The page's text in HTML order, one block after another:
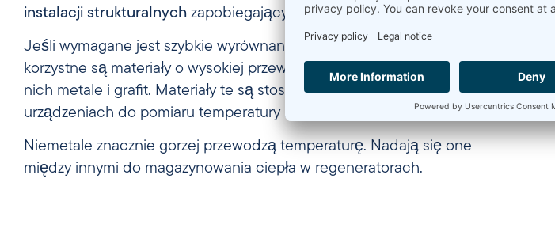
instalacji strukturalnych zapobiegających rozprzestrzenianiu się ognia.
Jeśli wymagane jest szybkie wyrównanie temperatury w materiałach,
korzystne są materiały o wysokiej przewodności cieplnej. Należą do
nich metale i grafit. Materiały te są stosowane na przykład w
urządzeniach do pomiaru temperatury i regulatorach temperatury.
Niemetale znacznie gorzej przewodzą temperaturę. Nadają się one
między innymi do magazynowania ciepła w regeneratorach.